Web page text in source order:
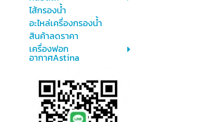
ไส้กรองน้ำ
อะไหล่เครื่องกรองน้ำ
สินค้าลดราคา
เครื่องฟอก
อากาศAstina